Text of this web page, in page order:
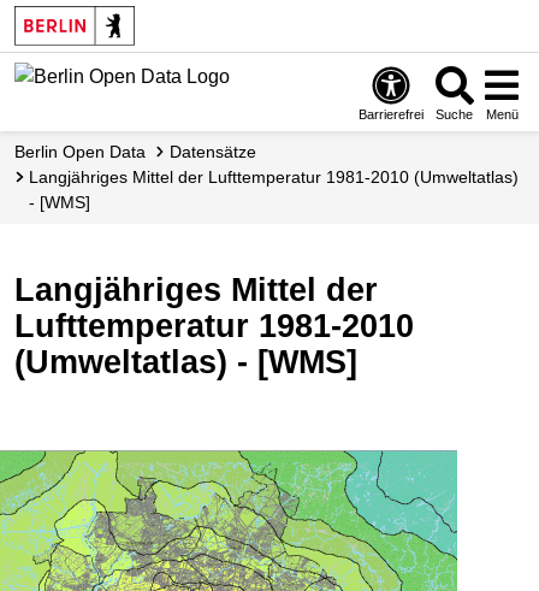
Skip
to
main
Barrierefrei Suche Menü
Berlin Open Data
Datensätze
Langjähriges Mittel der Lufttemperatur 1981-2010 (Umweltatlas)
- [WMS]
Langjähriges Mittel der
Lufttemperatur 1981-2010
(Umweltatlas) - [WMS]